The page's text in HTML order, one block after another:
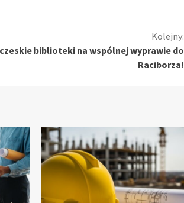
Kolejny:
biblioteki na wspólnej wyprawie do
Raciborza!